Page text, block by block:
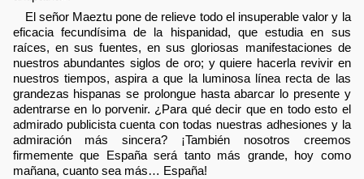
El señor Maeztu pone de relieve todo el insuperable valor y la
eficacia fecundísima de la hispanidad, que estudia en sus
raíces, en sus fuentes, en sus gloriosas manifestaciones de
nuestros abundantes siglos de oro; y quiere hacerla revivir en
nuestros tiempos, aspira a que la luminosa línea recta de las
grandezas hispanas se prolongue hasta abarcar lo presente y
adentrarse en lo porvenir. ¿Para qué decir que en todo esto el
admirado publicista cuenta con todas nuestras adhesiones y la
admiración más sincera? ¡También nosotros creemos
firmemente que España será tanto más grande, hoy como
mañana, cuanto sea más… España!